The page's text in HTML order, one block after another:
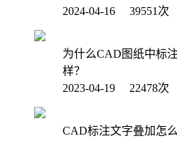
2024-04-16 39551次
为什么CAD图纸中标
样？
2023-04-19 22478次
CAD标注文字叠加怎